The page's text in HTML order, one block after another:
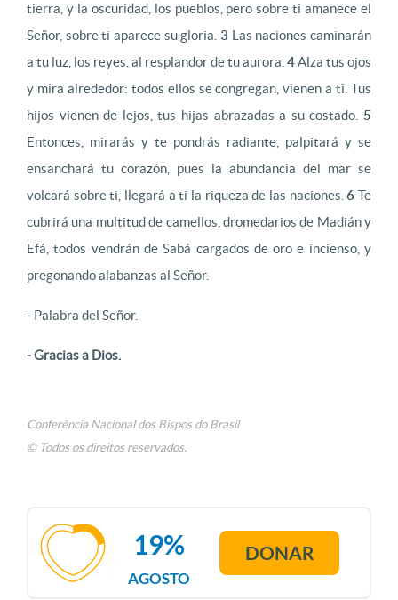
tierra, y la oscuridad, los pueblos, pero sobre ti amanece el
Señor, sobre ti aparece su gloria. 3 Las naciones caminarán
a tu luz, los reyes, al resplandor de tu aurora. 4Alza tus ojos
y mira alrededor: todos ellos se congregan, vienen a ti. Tus
hijos vienen de lejos, tus hijas abrazadas a su costado. 5
Entonces, mirarás y te pondrás radiante, palpitará y se
ensanchará tu corazón, pues la abundancia del mar se
volcará sobre ti, llegará a ti la riqueza de las naciones.6 Te
cubrirá una multitud de camellos, dromedarios de Madián y
Efá, todos vendrán de Sabá cargados de oro e incienso, y
pregonando alabanzas al Señor.
- Palabra del Señor.
- Gracias a Dios.
Conferência Nacional dos Bispos do Brasil
© Todos os direitos reservados.
AGOSTO
19% DONAR